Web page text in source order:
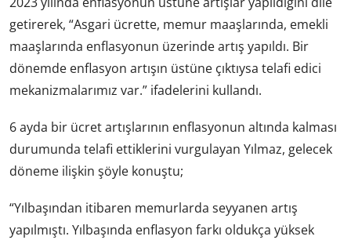
getirerek, “Asgari ücrette, memur maaşlarında, emekli
maaşlarında enflasyonun üzerinde artış yapıldı. Bir
dönemde enflasyon artışın üstüne çıktıysa telafi edici
mekanizmalarımız var.” ifadelerini kullandı.
6 ayda bir ücret artışlarının enflasyonun altında kalması
durumunda telafi ettiklerini vurgulayan Yılmaz, gelecek
döneme ilişkin şöyle konuştu;
“Yılbaşından itibaren memurlarda seyyanen artış
yapılmıştı. Yılbaşında enflasyon farkı oldukça yüksek